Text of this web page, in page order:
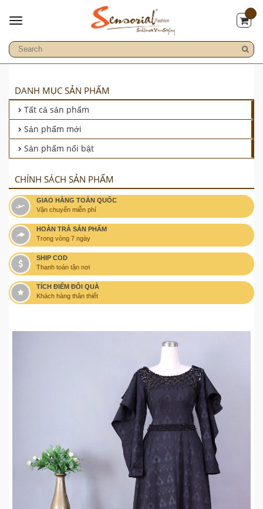
DANH MỤC SẢN PHẨM
Tất cả sản phẩm
Sản phẩm mới
Sản phẩm nổi bật
CHÍNH SÁCH SẢN PHẨM
GIAO HÀNG TOÀN QUỐC
Vận chuyển miễn phí
HOÀN TRẢ SẢN PHẨM
Trong vòng 7 ngày
SHIP COD
Thanh toán tận nơi
TÍCH ĐIỂM ĐỔI QUÀ
Khách hàng thân thiết